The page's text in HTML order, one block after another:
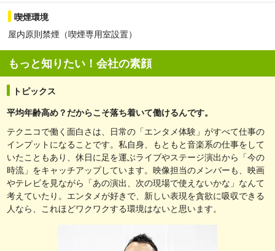
喫煙環境
屋内原則禁煙（喫煙専用室設置）
もっと知りたい！会社の素顔
トピックス
平均年齢高め？だからこそ落ち着いて働けるんです。
テクニコで働く面白さは、日常の「エンタメ体験」がすべて仕事の
インプットになることです。私自身、もともと音楽系の仕事をして
いたこともあり、休日に足を運ぶライブやステージ演出から「今の
時流」をキャッチアップしています。映像担当のメンバーも、映画
やテレビを見ながら「あの演出、次の現場で使えないかな」なんて
考えていたり。エンタメが好きで、新しい表現を貪欲に吸収できる
人なら、これほどワクワクする環境はないと思います。